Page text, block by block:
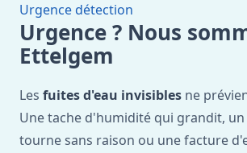
Urgence détection
Urgence ? Nous
Ettelgem
Les fuites d'eau invisibles ne
Une tache d'humidité qui grandit,
tourne sans raison ou une facture